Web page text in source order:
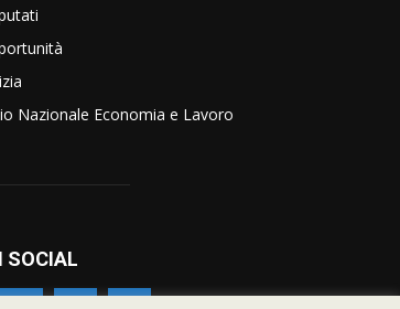
Nazionale Economia e Lavoro
SOCIAL